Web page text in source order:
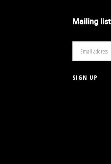
Mailing list